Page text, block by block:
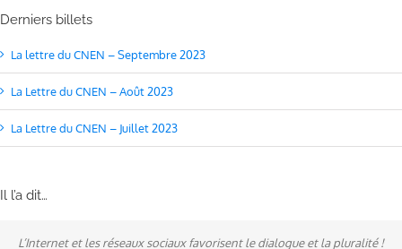
Derniers billets
La lettre du CNEN – Septembre 2023
La Lettre du CNEN – Août 2023
La Lettre du CNEN – Juillet 2023
Il l’a dit…
L’Internet et les réseaux sociaux favorisent le dialogue et la pluralité !
Ne pas subir, mais construire son destin, telle est la philosophie qui
A mes yeux, la politique est synonyme de service : un sénateur doit